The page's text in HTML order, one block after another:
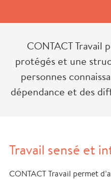
CONTACT Travail
protégés et une
personnes
dépendance et des
Travail sensé et
CONTACT Travail permet